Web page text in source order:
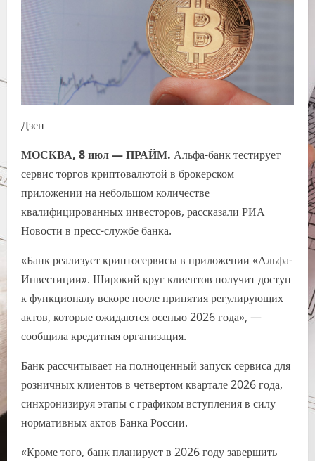
Дзен
МОСКВА, 8 июл — ПРАЙМ. Альфа-банк тестирует
сервис торгов криптовалютой в брокерском
приложении на небольшом количестве
квалифицированных инвесторов, рассказали РИА
Новости в пресс-службе банка.
«Банк реализует криптосервисы в приложении «Альфа-
Инвестиции». Широкий круг клиентов получит доступ
к функционалу вскоре после принятия регулирующих
актов, которые ожидаются осенью 2026 года», —
сообщила кредитная организация.
Банк рассчитывает на полноценный запуск сервиса для
розничных клиентов в четвертом квартале 2026 года,
синхронизируя этапы с графиком вступления в силу
нормативных актов Банка России.
«Кроме того, банк планирует в 2026 году завершить